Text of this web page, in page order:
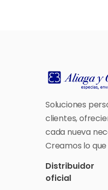
Soluciones
clientes,
cada nueva
Creamos lo
Distribuidor
oficial